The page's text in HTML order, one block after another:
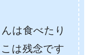
は食べたり
は残念です